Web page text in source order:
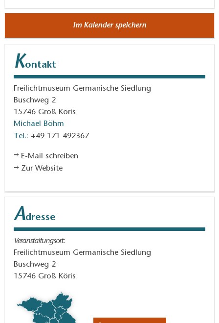
Im Kalender speichern
Kontakt
Freilichtmuseum Germanische Siedlung
Buschweg 2
15746 Groß Köris
Michael Böhm
Tel.: +49 171 492367
E-Mail schreiben
Zur Website
Adresse
Veranstaltungsort:
Freilichtmuseum Germanische Siedlung
Buschweg 2
15746 Groß Köris